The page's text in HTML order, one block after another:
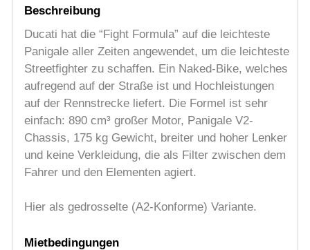
Beschreibung
Ducati hat die “Fight Formula” auf die leichteste
Panigale aller Zeiten angewendet, um die leichteste
Streetfighter zu schaffen. Ein Naked-Bike, welches
aufregend auf der Straße ist und Hochleistungen
auf der Rennstrecke liefert. Die Formel ist sehr
einfach: 890 cm³ großer Motor, Panigale V2-
Chassis, 175 kg Gewicht, breiter und hoher Lenker
und keine Verkleidung, die als Filter zwischen dem
Fahrer und den Elementen agiert.
Hier als gedrosselte (A2-Konforme) Variante.
Mietbedingungen